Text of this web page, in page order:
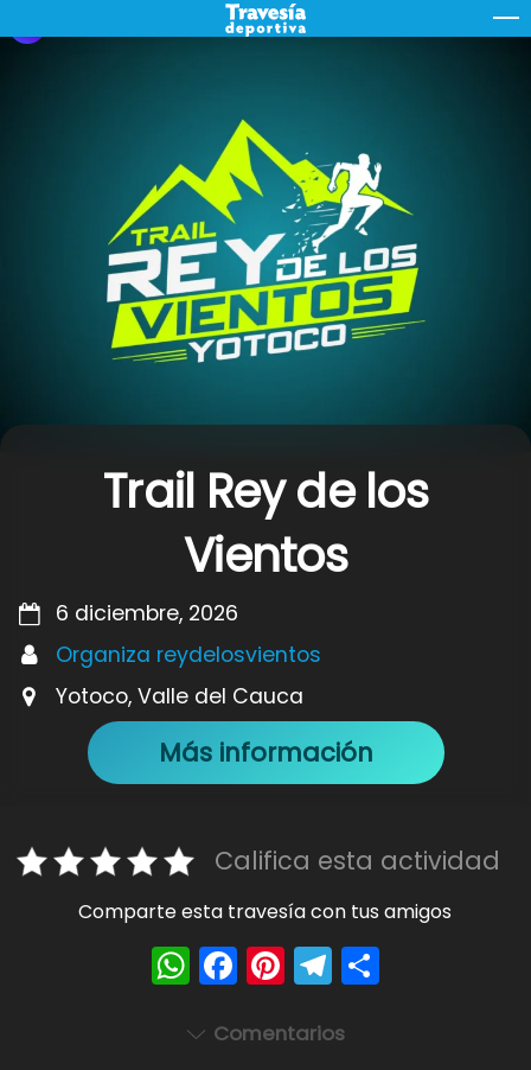
to
Trail Rey de los
Vientos
6 diciembre, 2026
Organiza reydelosvientos
Yotoco, Valle del Cauca
Más información
Califica esta actividad
Comparte esta travesía con tus amigos
W
h
a
F
a
c
Pi
nt
er
T
el
e
Comentarios